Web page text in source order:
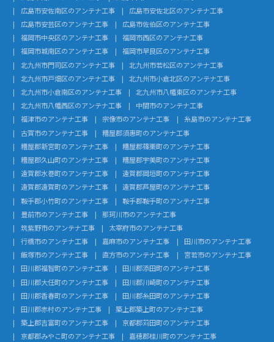
広島市安佐南区のアンテナ工事
広島市安佐北区のアンテナ工事
広島市安芸区のアンテナ工事
広島市佐伯区のアンテナ工事
福岡市中央区のアンテナ工事
福岡市西区のアンテナ工事
福岡市城南区のアンテナ工事
福岡市早良区のアンテナ工事
北九州市門司区のアンテナ工事
北九州市若松区のアンテナ工事
北九州市戸畑区のアンテナ工事
北九州市小倉北区のアンテナ工事
北九州市小倉南区のアンテナ工事
北九州市八幡東区のアンテナ工事
北九州市八幡西区のアンテナ工事
中間市のアンテナ工事
福津市のアンテナ工事
宗像市のアンテナ工事
糸島市のアンテナ工事
古賀市のアンテナ工事
糟屋郡須惠町のアンテナ工事
糟屋郡新宮町のアンテナ工事
糟屋郡篠栗町のアンテナ工事
糟屋郡久山町のアンテナ工事
糟屋郡宇美町のアンテナ工事
遠賀郡水巻町のアンテナ工事
遠賀郡岡垣町のアンテナ工事
遠賀郡遠賀町のアンテナ工事
遠賀郡芦屋町のアンテナ工事
鞍手郡小竹町のアンテナ工事
鞍手郡鞍手町のアンテナ工事
豊前市のアンテナ工事
那珂川市のアンテナ工事
筑紫野市のアンテナ工事
太宰府市のアンテナ工事
行橋市のアンテナ工事
嘉麻市のアンテナ工事
田川市のアンテナ工事
飯塚市のアンテナ工事
直方市のアンテナ工事
宮若市のアンテナ工事
田川郡福智町のアンテナ工事
田川郡添田町のアンテナ工事
田川郡大任町のアンテナ工事
田川郡川崎町のアンテナ工事
田川郡香春町のアンテナ工事
田川郡糸田町のアンテナ工事
田川郡赤村のアンテナ工事
築上郡築上町のアンテナ工事
築上郡吉富町のアンテナ工事
京都郡苅田町のアンテナ工事
京都郡みやこ町のアンテナ工事
嘉穂郡桂川町のアンテナ工事